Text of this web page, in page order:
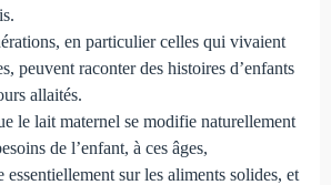
en particulier celles qui vivaient
peuvent raconter des histoires d’enfants
allaités.
le lait maternel se modifie naturellement
de l’enfant, à ces âges,
essentiellement sur les aliments solides, et